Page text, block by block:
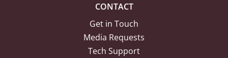
CONTACT
Get in Touch
Media Requests
Tech Support